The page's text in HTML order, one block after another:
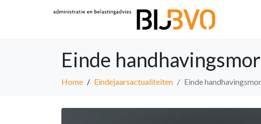
Einde
Home Eindejaarsactualiteiten Einde